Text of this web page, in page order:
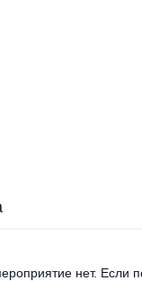
нет. Если